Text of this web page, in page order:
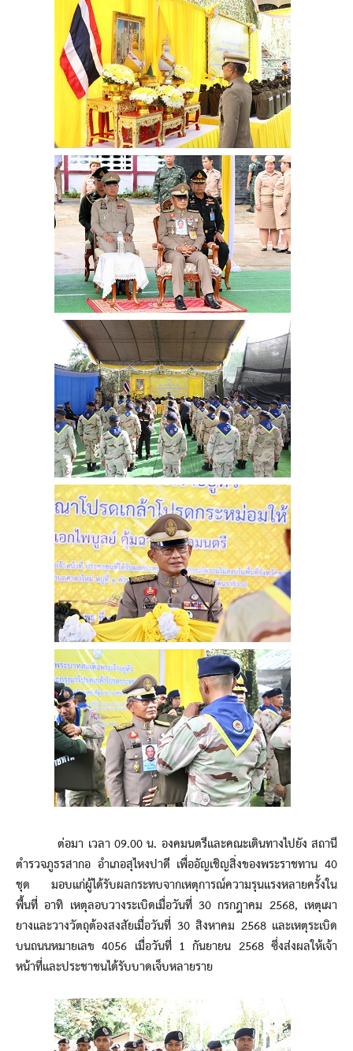
ต่อมา เวลา 09.00 น. องคมนตรีและคณะเดินทางไปยัง สถานี
ตำรวจภูธรสากอ อำเภอสุไหงปาดี เพื่ออัญเชิญสิ่งของพระราชทาน 40
ชุด มอบแก่ผู้ได้รับผลกระทบจากเหตุการณ์ความรุนแรงหลายครั้งใน
พื้นที่ อาทิ เหตุลอบวางระเบิดเมื่อวันที่ 30 กรกฎาคม 2568, เหตุเผา
ยางและวางวัตถุต้องสงสัยเมื่อวันที่ 30 สิงหาคม 2568 และเหตุระเบิด
บนถนนหมายเลข 4056 เมื่อวันที่ 1 กันยายน 2568 ซึ่งส่งผลให้เจ้า
หน้าที่และประชาชนได้รับบาดเจ็บหลายราย